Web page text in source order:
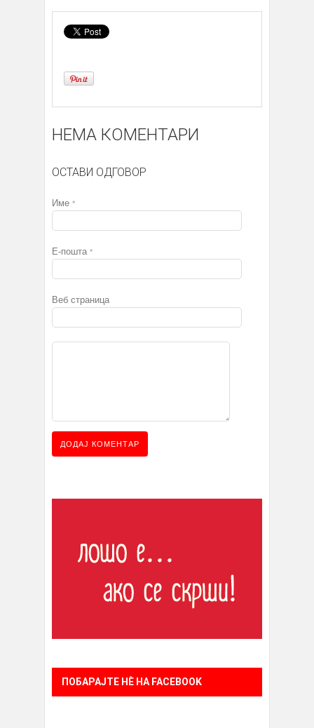
НЕМА КОМЕНТАРИ
ОСТАВИ ОДГОВОР
Име *
Е-пошта *
Веб страница
ПОБАРАЈТЕ НÈ НА FACEBOOK